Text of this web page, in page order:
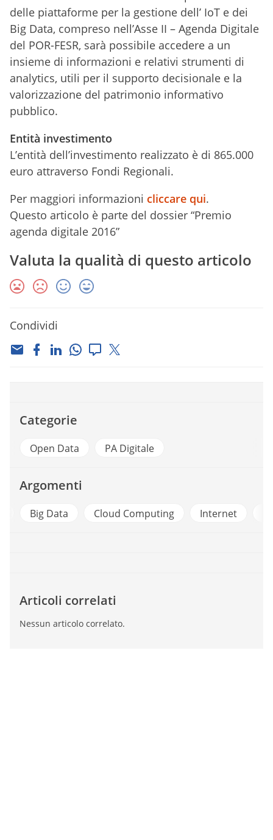
delle piattaforme per la gestione dell’ IoT e dei
Big Data, compreso nell’Asse II – Agenda Digitale
del POR-FESR, sarà possibile accedere a un
insieme di informazioni e relativi strumenti di
analytics, utili per il supporto decisionale e la
valorizzazione del patrimonio informativo
pubblico.
Entità investimento
L’entità dell’investimento realizzato è di 865.000
euro attraverso Fondi Regionali.
Per maggiori informazioni cliccare qui.
Questo articolo è parte del dossier “Premio
agenda digitale 2016”
Valuta la qualità di questo articolo
Condividi
Categorie
Open Data PA Digitale
Argomenti
Big Data Cloud Computing Internet
Articoli correlati
Nessun articolo correlato.